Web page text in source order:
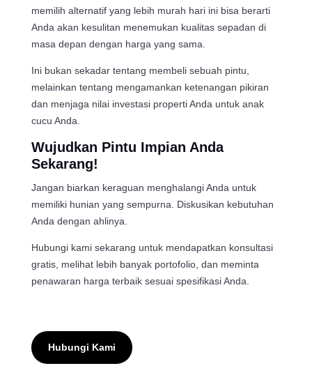
memilih alternatif yang lebih murah hari ini bisa berarti
Anda akan kesulitan menemukan kualitas sepadan di
masa depan dengan harga yang sama.
Ini bukan sekadar tentang membeli sebuah pintu,
melainkan tentang mengamankan ketenangan pikiran
dan menjaga nilai investasi properti Anda untuk anak
cucu Anda.
Wujudkan Pintu Impian Anda
Sekarang!
Jangan biarkan keraguan menghalangi Anda untuk
memiliki hunian yang sempurna. Diskusikan kebutuhan
Anda dengan ahlinya.
Hubungi kami sekarang untuk mendapatkan konsultasi
gratis, melihat lebih banyak portofolio, dan meminta
penawaran harga terbaik sesuai spesifikasi Anda.
Hubungi Kami